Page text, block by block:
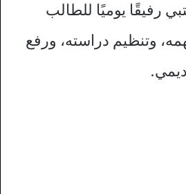
رفيقًا يوميًا للطالب
وتنظيم دراسته، ورفع